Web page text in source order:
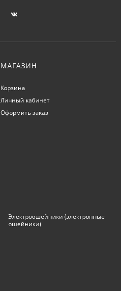
МАГАЗИН
Корзина
Личный кабинет
Оформить заказ
Электроошейники (электронные
ошейники)